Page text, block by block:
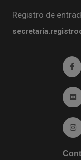
Registro de
Ir